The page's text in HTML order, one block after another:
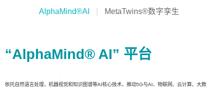
AlphaMind®AI MetaTwins®数字孪生
“AlphaMind® AI” 平台
依托自然语言处理，机器视觉和知识图谱等AI核心技术，推动5G与AI、物联网、云计算、大数